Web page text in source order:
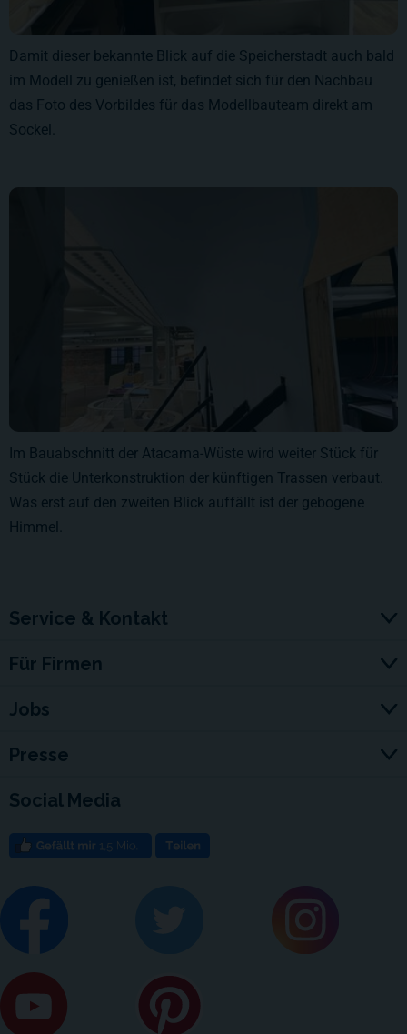
Damit dieser bekannte Blick auf die Speicherstadt auch bald
im Modell zu genießen ist, befindet sich für den Nachbau
das Foto des Vorbildes für das Modellbauteam direkt am
Sockel.
Im Bauabschnitt der Atacama-Wüste wird weiter Stück für
Stück die Unterkonstruktion der künftigen Trassen verbaut.
Was erst auf den zweiten Blick auffällt ist der gebogene
Himmel.
Service & Kontakt
Für Firmen
Jobs
Presse
Social Media